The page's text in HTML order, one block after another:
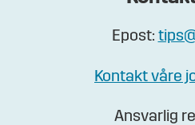
Epost:
Kontakt våre
Ansvarlig